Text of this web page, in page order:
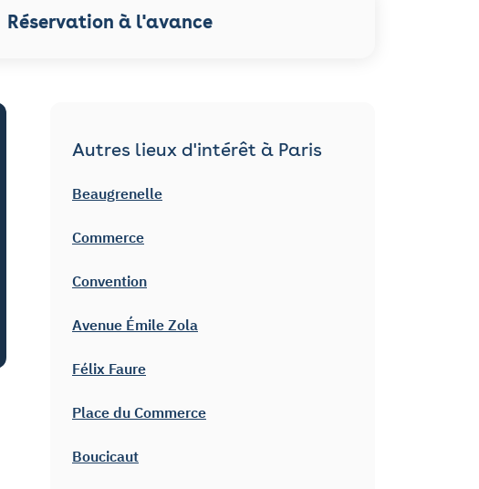
Réservation à l'avance
Autres lieux d'intérêt à Paris
Beaugrenelle
Commerce
Convention
Avenue Émile Zola
Félix Faure
Place du Commerce
Boucicaut